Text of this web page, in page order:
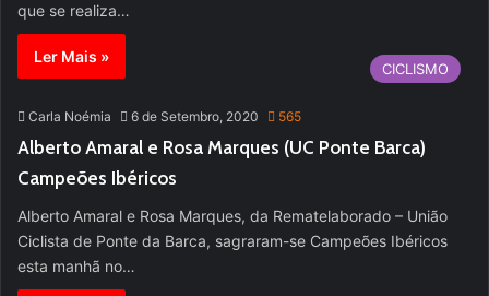
que se realiza…
Ler Mais »
CICLISMO
Carla Noémia 6 de Setembro, 2020 565
Alberto Amaral e Rosa Marques (UC Ponte Barca)
Campeões Ibéricos
Alberto Amaral e Rosa Marques, da Rematelaborado – União
Ciclista de Ponte da Barca, sagraram-se Campeões Ibéricos
esta manhã no…